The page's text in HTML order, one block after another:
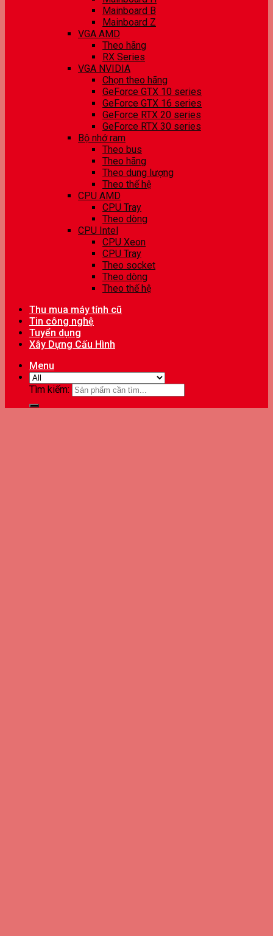
Mainboard B
Mainboard Z
VGA AMD
Theo hãng
RX Series
VGA NVIDIA
Chọn theo hãng
GeForce GTX 10 series
GeForce GTX 16 series
GeForce RTX 20 series
GeForce RTX 30 series
Bộ nhớ ram
Theo bus
Theo hãng
Theo dung lượng
Theo thế hệ
CPU AMD
CPU Tray
Theo dòng
CPU Intel
CPU Xeon
CPU Tray
Theo socket
Theo dòng
Theo thế hệ
Thu mua máy tính cũ
Tin công nghệ
Tuyển dụng
Xây Dựng Cấu Hình
Menu
Tìm kiếm: